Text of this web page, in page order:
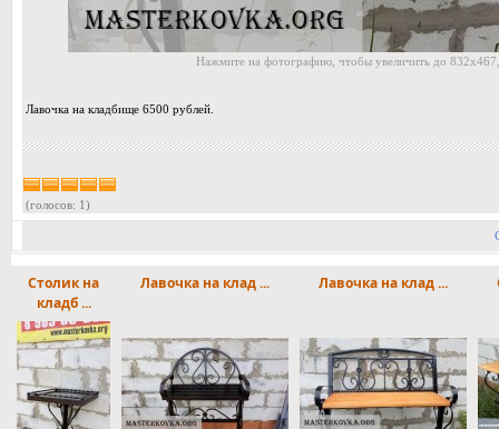
Нажмите на фотографию, чтобы увеличить до
Лавочка на кладбище 6500 рублей.
(голосов: 1)
Столик на
кладб ...
Лавочка на клад ... Лавочка на клад ...